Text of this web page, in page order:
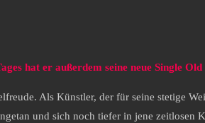
hat er außerdem seine neue Single
Als Künstler, der für seine stetige
und sich noch tiefer in jene zeitlosen